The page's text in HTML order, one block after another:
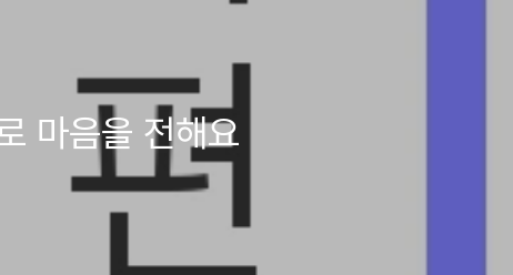
마음을 전해요